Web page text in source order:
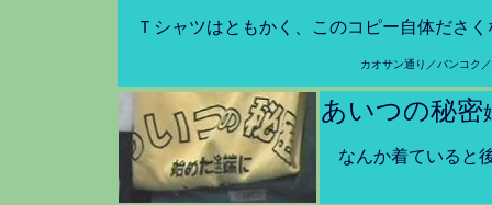
Ｔシャツはともかく、このコピー自体ださく
カオサン通り／バンコク
あいつの秘密
なんか着ていると